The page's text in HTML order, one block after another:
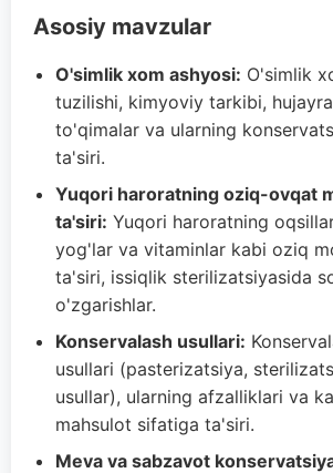
Asosiy mavzular
O'simlik xom ashyosi: O'simlik
tuzilishi, kimyoviy tarkibi,
to'qimalar va ularning
ta'siri.
Yuqori haroratning oziq-ovqat
ta'siri: Yuqori haroratning
yog'lar va vitaminlar kabi oziq
ta'siri, issiqlik sterilizatsiyasida
o'zgarishlar.
Konservalash usullari:
usullari (pasterizatsiya,
usullar), ularning afzalliklari va
mahsulot sifatiga ta'siri.
Meva va sabzavot